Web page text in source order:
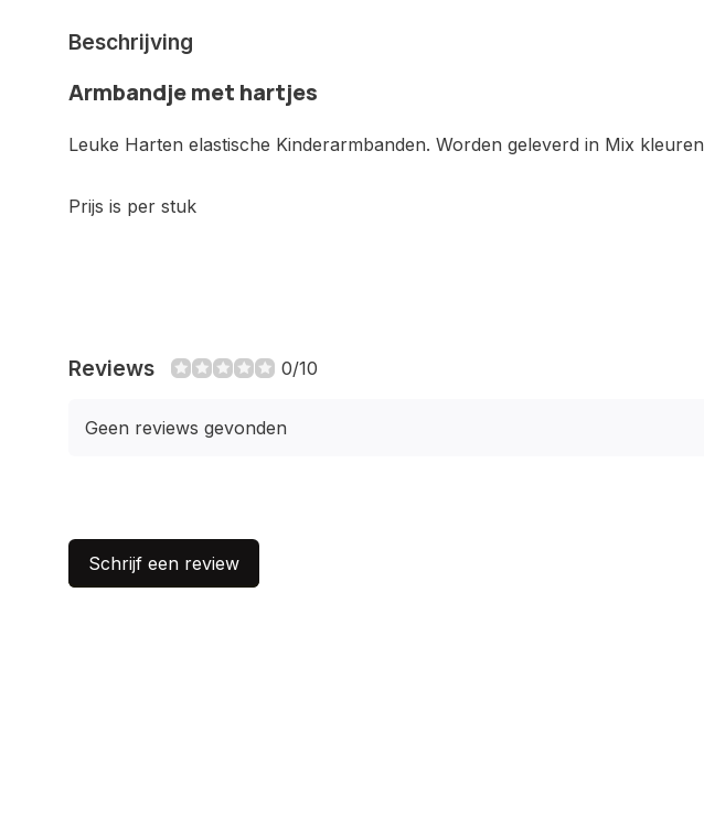
Beschrijving
Armbandje met hartjes
Leuke Harten elastische Kinderarmbanden. Worden geleverd in Mix kleuren
Prijs is per stuk
Reviews 0/10
Geen reviews gevonden
Schrijf een review